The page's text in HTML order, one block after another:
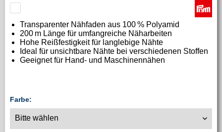
Transparenter Nähfaden aus 100 % Polyamid
200 m Länge für umfangreiche Näharbeiten
Hohe Reißfestigkeit für langlebige Nähte
Ideal für unsichtbare Nähte bei verschiedenen Stoffen
Geeignet für Hand- und Maschinennähen
Farbe: